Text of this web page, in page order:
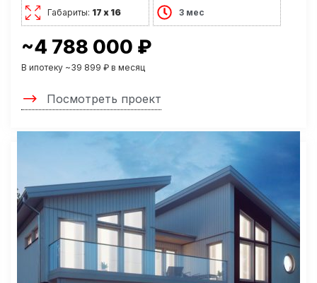
Габариты: 17 х 16 3 мес
~4 788 000 ₽
В ипотеку ~39 899 ₽ в месяц
Посмотреть проект